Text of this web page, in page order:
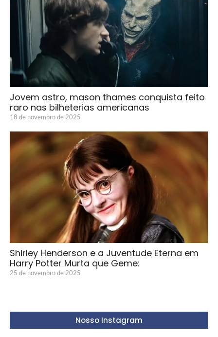
Jovem astro, mason thames conquista feito
raro nas bilheterias americanas
18 de novembro de 2025
Shirley Henderson e a Juventude Eterna em
Harry Potter Murta que Geme:
25 de novembro de 2025
Nosso Instagram